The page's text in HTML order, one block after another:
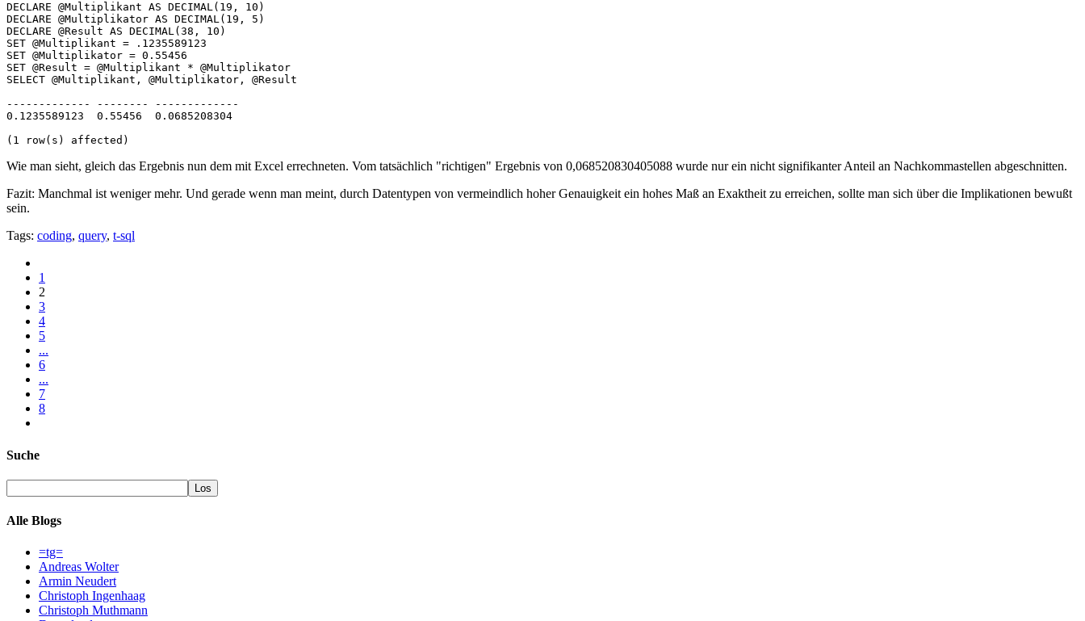
DECLARE @Multiplikant AS DECIMAL(19, 10)
DECLARE @Multiplikator AS DECIMAL(19, 5)
DECLARE @Result AS DECIMAL(38, 10)
SET @Multiplikant = .1235589123
SET @Multiplikator = 0.55456
SET @Result = @Multiplikant * @Multiplikator
SELECT @Multiplikant, @Multiplikator, @Result
------------- -------- -------------
0.1235589123  0.55456  0.0685208304
(1 row(s) affected)
Wie man sieht, gleich das Ergebnis nun dem mit Excel errechneten. Vom tatsächlich "richtigen" Ergebnis von 0,068520830405088 wurde nur ein nicht signifikanter Anteil an Nachkommastellen abgeschnitten.
Fazit: Manchmal ist weniger mehr. Und gerade wenn man meint, durch Datentypen von vermeindlich hoher Genauigkeit ein hohes Maß an Exaktheit zu erreichen, sollte man sich über die Implikationen bewußt
sein.
Tags: coding, query, t-sql
1
2
3
4
5
...
6
...
7
8
Suche
Alle Blogs
=tg=
Andreas Wolter
Armin Neudert
Christoph Ingenhaag
Christoph Muthmann